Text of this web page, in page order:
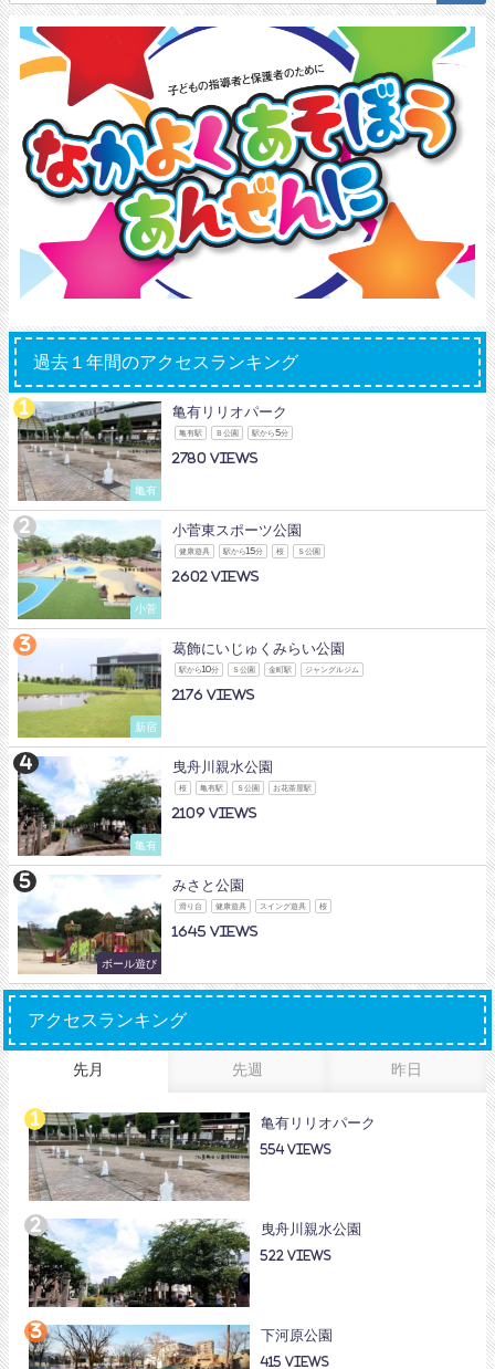
過去１年間のアクセスランキング
亀有
亀有リリオパーク
亀有駅 Ｂ公園 駅から5分
2780
小菅
小菅東スポーツ公園
健康遊具 駅から15分 桜 Ｓ公園
2602
新宿
葛飾にいじゅくみらい公園
駅から10分 Ｓ公園 金町駅 ジャングルジム
2176
亀有
曳舟川親水公園
桜 亀有駅 Ｓ公園 お花茶屋駅
2109
ボール遊び
みさと公園
滑り台 健康遊具 スイング遊具 桜
1645
アクセスランキング
先月 先週 昨日
亀有リリオパーク
554
曳舟川親水公園
522
下河原公園
415